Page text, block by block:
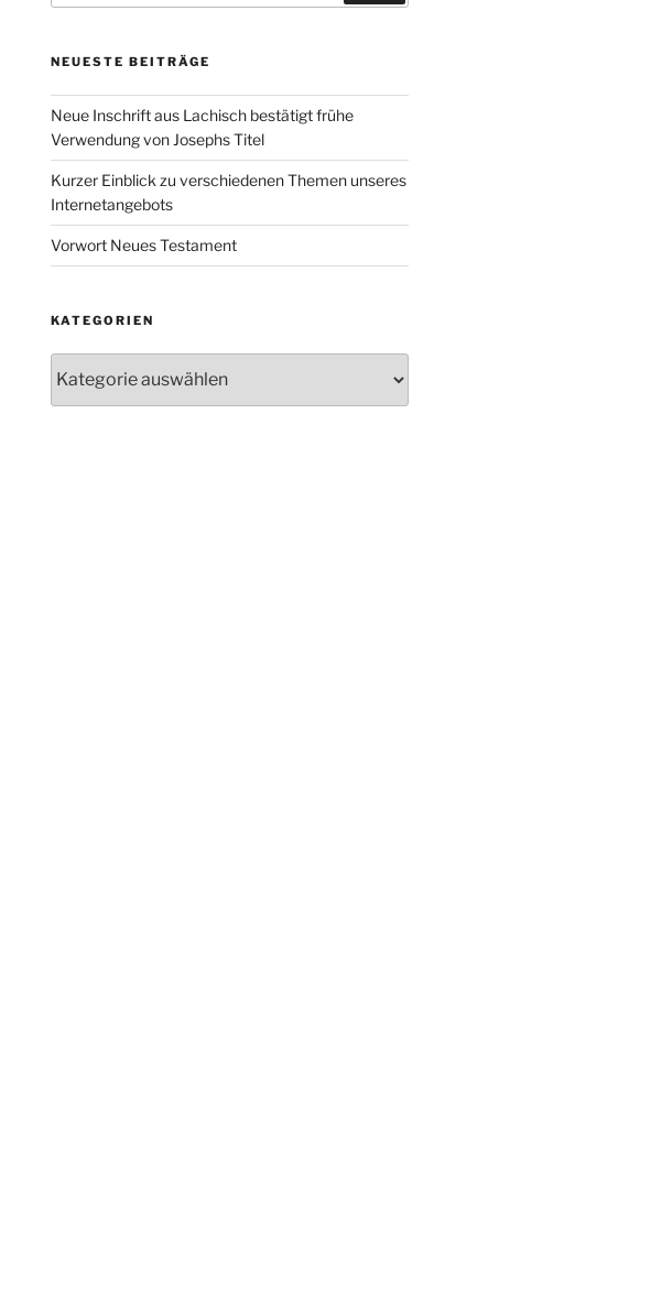
NEUESTE BEITRÄGE
Neue Inschrift aus Lachisch bestätigt frühe
Verwendung von Josephs Titel
Kurzer Einblick zu verschiedenen Themen unseres
Internetangebots
Vorwort Neues Testament
KATEGORIEN